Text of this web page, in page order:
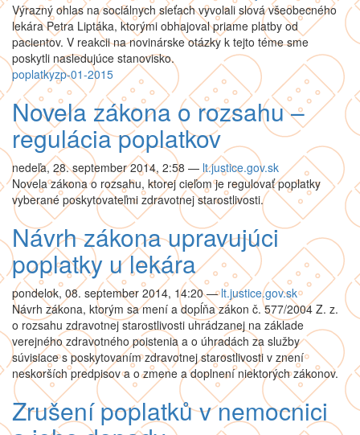
Výrazný ohlas na sociálnych sieťach vyvolali slová všeobecného
lekára Petra Liptáka, ktorými obhajoval priame platby od
pacientov. V reakcii na novinárske otázky k tejto téme sme
poskytli nasledujúce stanovisko.
poplatkyzp-01-2015
Novela zákona o rozsahu –
regulácia poplatkov
nedeľa, 28. september 2014, 2:58 — lt.justice.gov.sk
Novela zákona o rozsahu, ktorej cieľom je regulovať poplatky
vyberané poskytovateľmi zdravotnej starostlivosti.
Návrh zákona upravujúci
poplatky u lekára
pondelok, 08. september 2014, 14:20 — lt.justice.gov.sk
Návrh zákona, ktorým sa mení a dopĺňa zákon č. 577/2004 Z. z.
o rozsahu zdravotnej starostlivosti uhrádzanej na základe
verejného zdravotného poistenia a o úhradách za služby
súvisiace s poskytovaním zdravotnej starostlivosti v znení
neskorších predpisov a o zmene a doplnení niektorých zákonov.
Zrušení poplatků v nemocnici